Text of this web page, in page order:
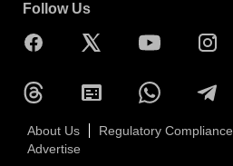
Follow Us
About Us Regulatory Compliance
Advertise